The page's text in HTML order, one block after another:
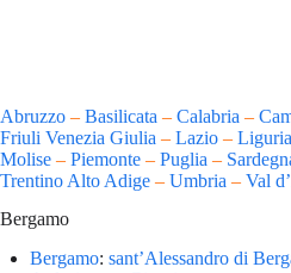
Abruzzo – Basilicata – Calabria –
Friuli Venezia Giulia – Lazio – Liguria
Molise – Piemonte – Puglia –
Trentino Alto Adige – Umbria – Val
Bergamo
Bergamo: sant’Alessandro di